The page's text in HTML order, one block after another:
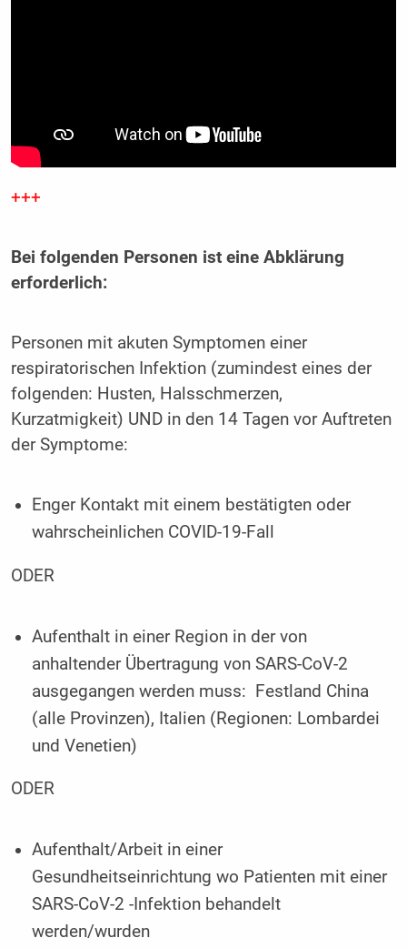
+++
Bei folgenden Personen ist eine Abklärung
erforderlich:
Personen mit akuten Symptomen einer
respiratorischen Infektion (zumindest eines der
folgenden: Husten, Halsschmerzen,
Kurzatmigkeit) UND in den 14 Tagen vor Auftreten
der Symptome:
Enger Kontakt mit einem bestätigten oder
wahrscheinlichen COVID-19-Fall
ODER
Aufenthalt in einer Region in der von
anhaltender Übertragung von SARS-CoV-2
ausgegangen werden muss: Festland China
(alle Provinzen), Italien (Regionen: Lombardei
und Venetien)
ODER
Aufenthalt/Arbeit in einer
Gesundheitseinrichtung wo Patienten mit einer
SARS-CoV-2 -Infektion behandelt
werden/wurden